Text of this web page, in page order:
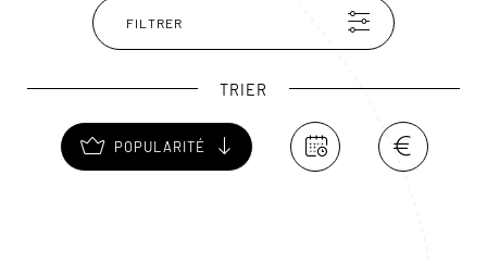
FILTRER
TRIER
POPULARITÉ